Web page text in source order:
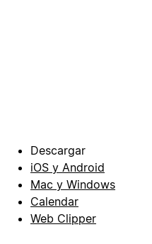
Descargar
iOS y Android
Mac y Windows
Calendar
Web Clipper